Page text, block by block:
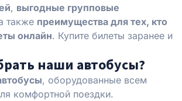
, выгодные групповые
также преимущества для тех, кто
онлайн. Купите билеты заранее и
наши автобусы?
, оборудованные всем
комфортной поездки.